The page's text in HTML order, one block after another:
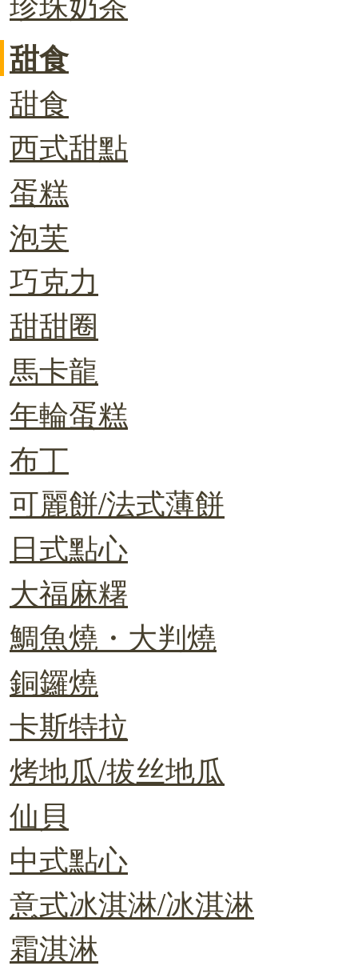
甜食
甜食
西式甜點
蛋糕
泡芙
巧克力
甜甜圈
馬卡龍
年輪蛋糕
布丁
可麗餅/法式薄餅
日式點心
大福麻糬
鯛魚燒・大判燒
銅鑼燒
卡斯特拉
烤地瓜/拔丝地瓜
仙貝
中式點心
意式冰淇淋/冰淇淋
霜淇淋